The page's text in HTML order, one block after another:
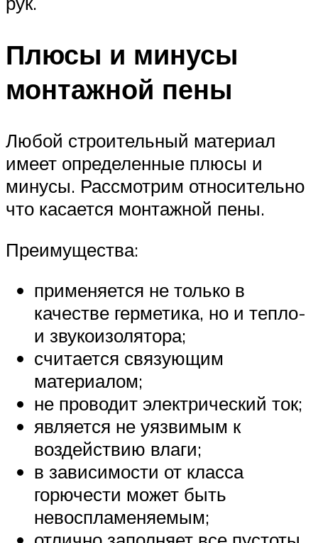
Плюсы и минусы
монтажной пены
Любой строительный материал
имеет определенные плюсы и
минусы. Рассмотрим относительно
что касается монтажной пены.
Преимущества:
применяется не только в
качестве герметика, но и тепло-
и звукоизолятора;
считается связующим
материалом;
не проводит электрический ток;
является не уязвимым к
воздействию влаги;
в зависимости от класса
горючести может быть
невоспламеняемым;